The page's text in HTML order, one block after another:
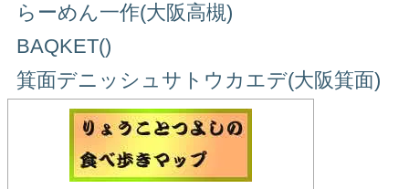
らーめん一作(大阪高槻)
BAQKET()
箕面デニッシュサトウカエデ(大阪箕面)